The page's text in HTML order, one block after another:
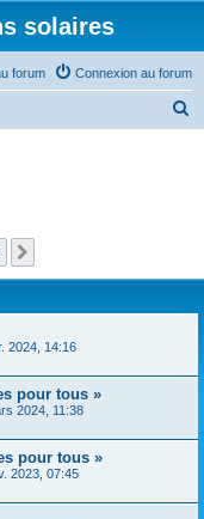
solaires
Connexion au forum
forum
c
2024, 14:16
pour tous »
2024, 11:38
pour tous »
2023, 07:45